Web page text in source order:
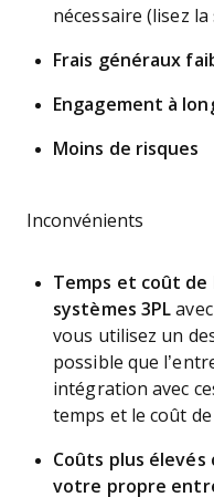
nécessaire (lisez
Frais généraux
Engagement à
Moins de risques
Inconvénients
Temps et coût de
systèmes 3PL
vous utilisez un
possible que
intégration avec
temps et le coût
Coûts plus élevés
votre propre